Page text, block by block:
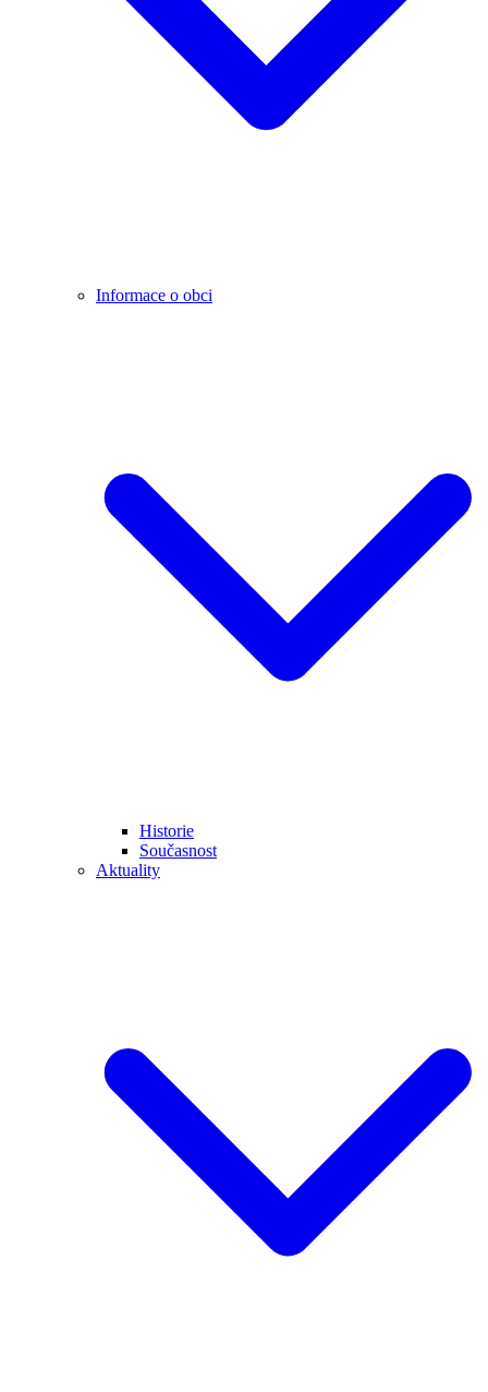
Informace o obci
Historie
Současnost
Aktuality